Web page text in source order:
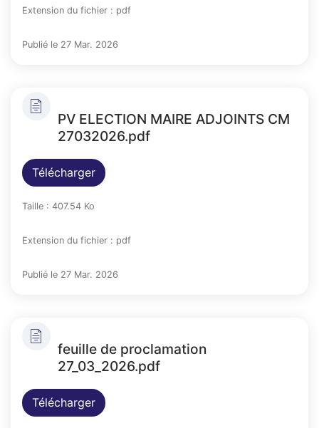
Extension du fichier : pdf
Publié le 27 Mar. 2026
PV ELECTION MAIRE ADJOINTS CM
27032026.pdf
Télécharger
Taille : 407.54 Ko
Extension du fichier : pdf
Publié le 27 Mar. 2026
feuille de proclamation
27_03_2026.pdf
Télécharger